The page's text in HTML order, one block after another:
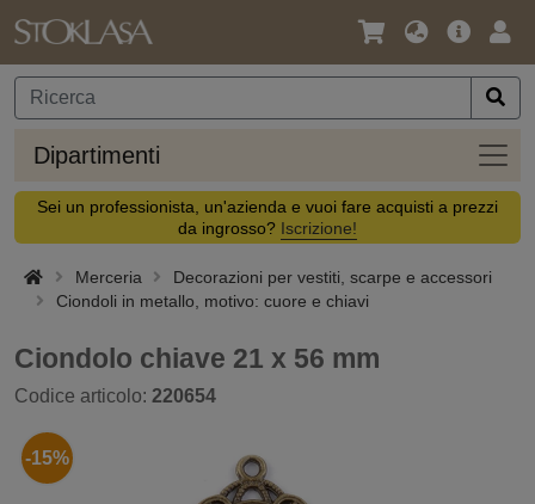
Lingua
Valuta
Offerta
Dipartimenti
Sei un professionista, un'azienda e vuoi fare acquisti a prezzi
da ingrosso? Iscrizione!
Merceria
Decorazioni per vestiti, scarpe e accessori
Ciondoli in metallo, motivo: cuore e chiavi
Ciondolo chiave 21 x 56 mm
Codice articolo: 220654
-15%